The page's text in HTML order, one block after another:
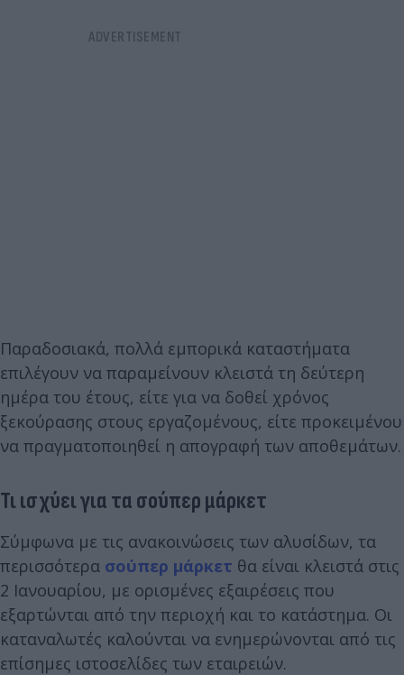
Παραδοσιακά, πολλά εμπορικά καταστήματα
επιλέγουν να παραμείνουν κλειστά τη δεύτερη
ημέρα του έτους, είτε για να δοθεί χρόνος
ξεκούρασης στους εργαζομένους, είτε προκειμένου
να πραγματοποιηθεί η απογραφή των αποθεμάτων.
Τι ισχύει για τα σούπερ μάρκετ
Σύμφωνα με τις ανακοινώσεις των αλυσίδων, τα
περισσότερα σούπερ μάρκετ θα είναι κλειστά στις
2 Ιανουαρίου, με ορισμένες εξαιρέσεις που
εξαρτώνται από την περιοχή και το κατάστημα. Οι
καταναλωτές καλούνται να ενημερώνονται από τις
επίσημες ιστοσελίδες των εταιρειών.